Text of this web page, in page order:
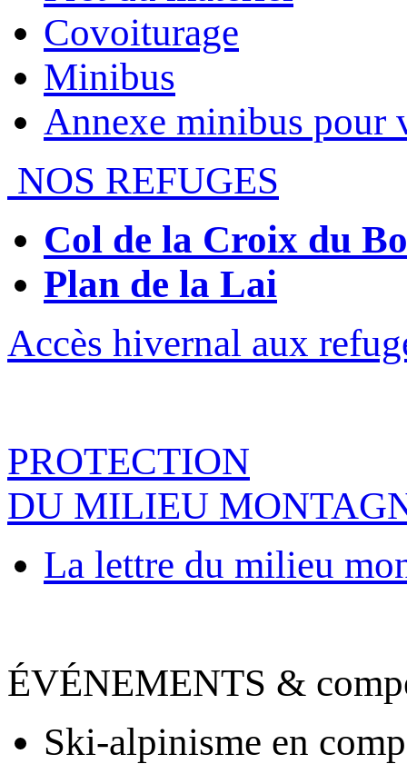
Covoiturage
Minibus
Annexe minibus pour
NOS REFUGES
Col de la Croix du
Plan de la Lai
Accès hivernal aux
PROTECTION
DU MILIEU
La lettre du milieu
ÉVÉNEMENTS &
Ski-alpinisme en